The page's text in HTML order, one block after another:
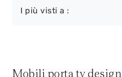
I più visti a :
Mobili porta tv design